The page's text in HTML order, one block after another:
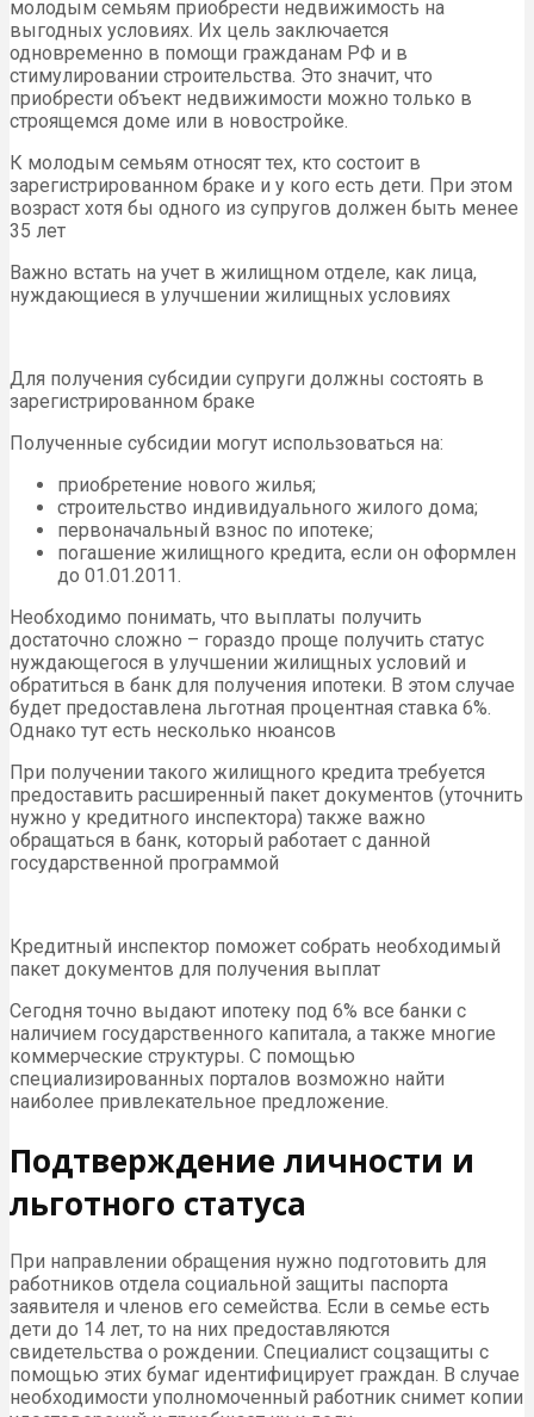
молодым семьям приобрести недвижимость на
выгодных условиях. Их цель заключается
одновременно в помощи гражданам РФ и в
стимулировании строительства. Это значит, что
приобрести объект недвижимости можно только в
строящемся доме или в новостройке.
К молодым семьям относят тех, кто состоит в
зарегистрированном браке и у кого есть дети. При этом
возраст хотя бы одного из супругов должен быть менее
35 лет
Важно встать на учет в жилищном отделе, как лица,
нуждающиеся в улучшении жилищных условиях
Для получения субсидии супруги должны состоять в
зарегистрированном браке
Полученные субсидии могут использоваться на:
приобретение нового жилья;
строительство индивидуального жилого дома;
первоначальный взнос по ипотеке;
погашение жилищного кредита, если он оформлен
до 01.01.2011.
Необходимо понимать, что выплаты получить
достаточно сложно – гораздо проще получить статус
нуждающегося в улучшении жилищных условий и
обратиться в банк для получения ипотеки. В этом случае
будет предоставлена льготная процентная ставка 6%.
Однако тут есть несколько нюансов
При получении такого жилищного кредита требуется
предоставить расширенный пакет документов (уточнить
нужно у кредитного инспектора) также важно
обращаться в банк, который работает с данной
государственной программой
Кредитный инспектор поможет собрать необходимый
пакет документов для получения выплат
Сегодня точно выдают ипотеку под 6% все банки с
наличием государственного капитала, а также многие
коммерческие структуры. С помощью
специализированных порталов возможно найти
наиболее привлекательное предложение.
Подтверждение личности и
льготного статуса
При направлении обращения нужно подготовить для
работников отдела социальной защиты паспорта
заявителя и членов его семейства. Если в семье есть
дети до 14 лет, то на них предоставляются
свидетельства о рождении. Специалист соцзащиты с
помощью этих бумаг идентифицирует граждан. В случае
необходимости уполномоченный работник снимет копии